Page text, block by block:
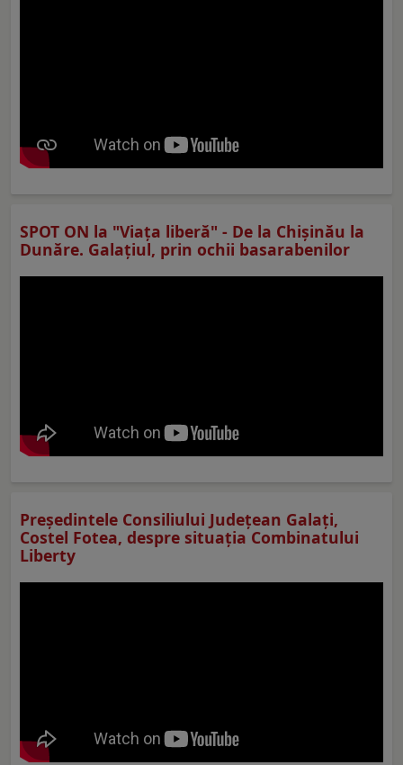
SPOT ON la "Viaţa liberă" - De la Chișinău la
Dunăre. Galațiul, prin ochii basarabenilor
Preşedintele Consiliului Judeţean Galaţi,
Costel Fotea, despre situaţia Combinatului
Liberty